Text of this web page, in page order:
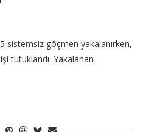
sistemsiz göçmen yakalanırken,
tutuklandı. Yakalanan